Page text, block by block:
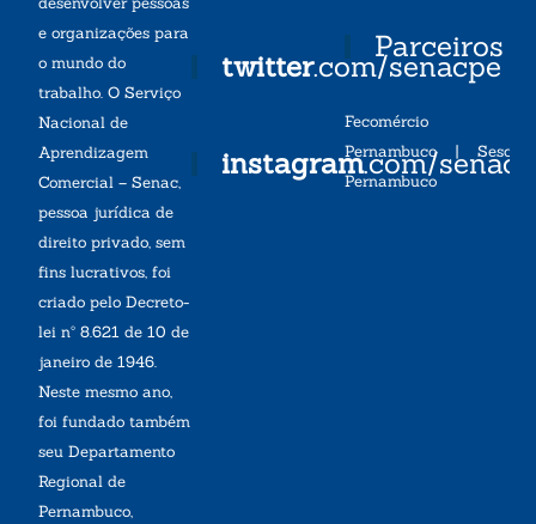
e organizações para
o mundo do
trabalho. O Serviço
Nacional de
Aprendizagem
Comercial – Senac,
pessoa jurídica de
direito privado, sem
fins lucrativos, foi
criado pelo Decreto-
lei nº 8.621 de 10 de
janeiro de 1946.
Neste mesmo ano,
foi fundado também
seu Departamento
Regional de
Pernambuco,
twitter.com/senacpe
instagram.com/
Parceiros
Fecomércio
Pernambuco| Sesc
Pernambuco